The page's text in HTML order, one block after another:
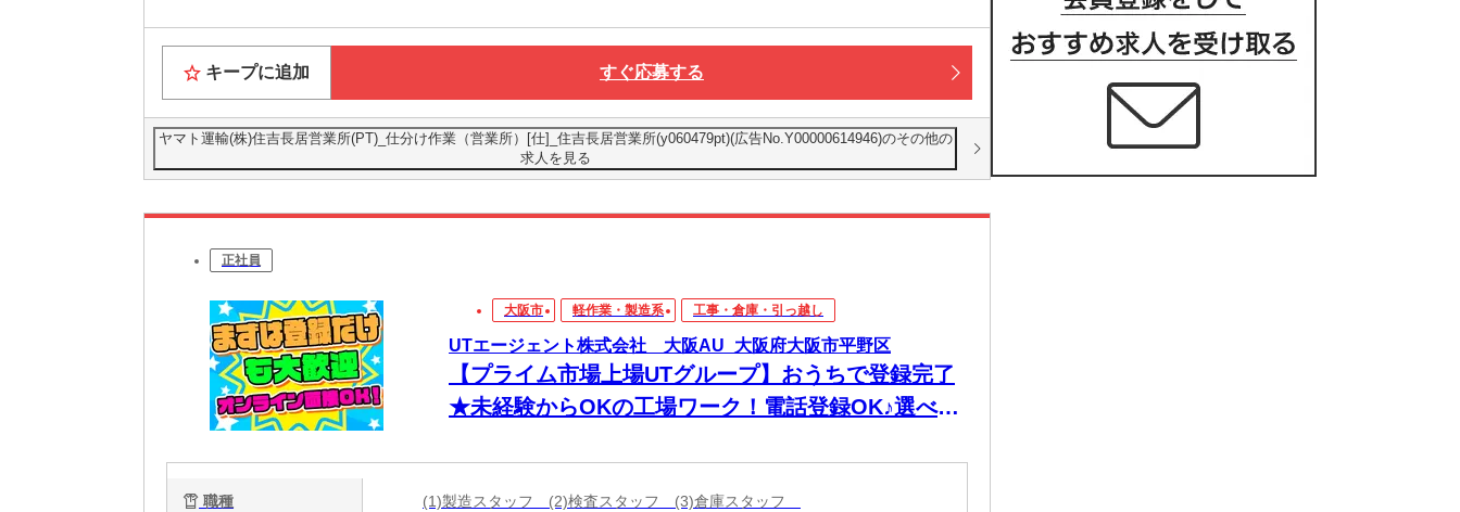
キープに追加 すぐ応募する
ヤマト運輸(株)住吉長居営業所(PT)_仕分け作業（営業所）[仕]_住吉長居営業所(y060479pt)(広告No.Y00000614946)のその他の
求人を見る
正社員
大阪市 軽作業・製造系 工事・倉庫・引っ越し
UTエージェント株式会社 大阪AU_大阪府大阪市平野区
【プライム市場上場UTグループ】おうちで登録完了
★未経験からOKの工場ワーク！電話登録OK♪選べる
職種 (1)製造スタッフ (2)検査スタッフ (3)倉庫スタッフ